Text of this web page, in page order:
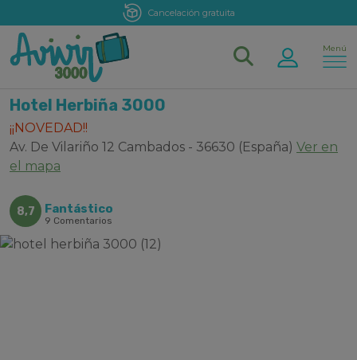
Cancelación gratuita
Menú
Hotel Herbiña 3000
¡¡NOVEDAD!!
Av. De Vilariño 12 Cambados - 36630 (España) Ver en
el mapa
8,7 Fantástico
9 Comentarios